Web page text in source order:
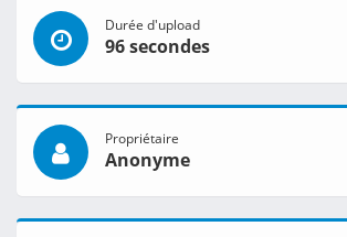
Durée d'upload
96 secondes
Propriétaire
Anonyme